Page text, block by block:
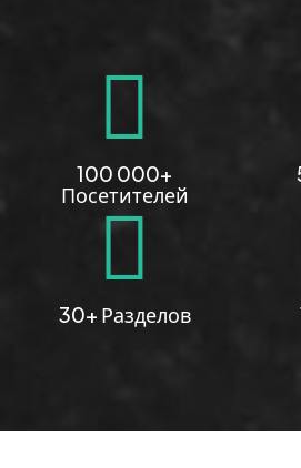
100 000+
Посетителей
30+ Разделов